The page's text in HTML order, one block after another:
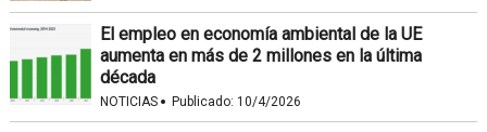
El empleo en economía ambiental de la UE
aumenta en más de 2 millones en la última
década
NOTICIAS · Publicado: 10/4/2026